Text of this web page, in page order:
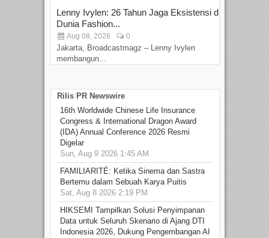
Lenny Ivylen: 26 Tahun Jaga Eksistensi di
Dunia Fashion...
Aug 08, 2026 0
Jakarta, Broadcastmagz – Lenny Ivylen
membangun...
Rilis PR Newswire
16th Worldwide Chinese Life Insurance
Congress & International Dragon Award
(IDA) Annual Conference 2026 Resmi
Digelar
Sun, Aug 9 2026 1:45 AM
FAMILIARITÉ: Ketika Sinema dan Sastra
Bertemu dalam Sebuah Karya Puitis
Sat, Aug 8 2026 2:19 PM
HIKSEMI Tampilkan Solusi Penyimpanan
Data untuk Seluruh Skenario di Ajang DTI
Indonesia 2026, Dukung Pengembangan AI